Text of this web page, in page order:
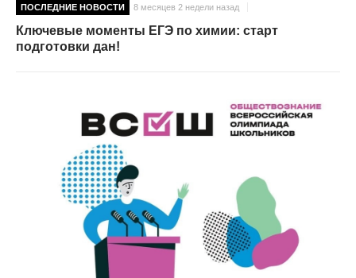
ПОСЛЕДНИЕ НОВОСТИ 8 месяцев 2 недели назад
Ключевые моменты ЕГЭ по химии: старт
подготовки дан!